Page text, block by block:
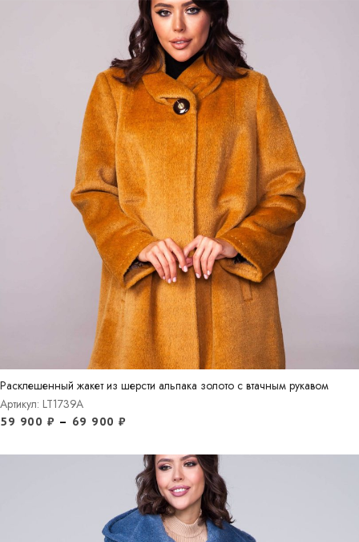
Расклешенный жакет из шерсти альпака золото с втачным рукавом
Артикул: LT1739A
59 900 ₽ – 69 900 ₽